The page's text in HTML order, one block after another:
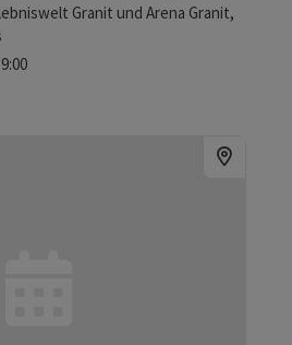
zu verbringen. Für beste
Band „Maffles“, die mit ihrer
Stimmung und
Granit und Arena Granit,